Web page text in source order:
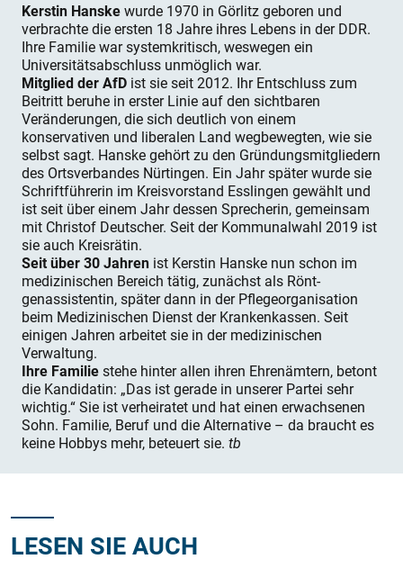
Kerstin Hanskewurde 1970 in Görlitz geboren und
verbrachte die ersten 18 Jahre ihres Lebens in der DDR.
Ihre Familie war systemkritisch, weswegen ein
Universitätsabschluss unmöglich war.
Mitglied der AfD ist sie seit 2012. Ihr Entschluss zum
Beitritt beruhe in erster Linie auf den sichtbaren
Veränderungen, die sich deutlich von einem
konservativen und liberalen Land wegbewegten, wie sie
selbst sagt. Hanske gehört zu den Gründungsmitgliedern
des Ortsverbandes Nürtingen. Ein Jahr später wurde sie
Schriftführerin im Kreisvorstand Esslingen gewählt und
ist seit über einem Jahr dessen Sprecherin, gemeinsam
mit Christof Deutscher. Seit der Kommunalwahl 2019 ist
sie auch Kreisrätin.
Seit über 30 Jahren ist Kerstin Hanske nun schon im
medizinischen Bereich tätig, zunächst als Rönt-
genassistentin, später dann in der Pflegeorganisation
beim Medizinischen Dienst der Krankenkassen. Seit
einigen Jahren arbeitet sie in der medizinischen
Verwaltung.
Ihre Familiestehe hinter allen ihren Ehrenämtern, betont
die Kandidatin: „Das ist gerade in unserer Partei sehr
wichtig.“ Sie ist verheiratet und hat einen erwachsenen
Sohn. Familie, Beruf und die Alternative – da braucht es
keine Hobbys mehr, beteuert sie. tb
LESEN SIE AUCH